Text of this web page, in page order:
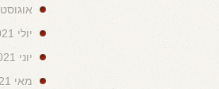
אוגוסט 2021
יולי 2021
יוני 2021
מאי 2021